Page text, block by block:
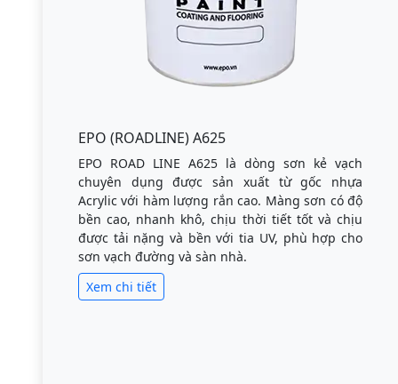
EPO (ROADLINE) A625
EPO ROAD LINE A625 là dòng sơn kẻ vạch
chuyên dụng được sản xuất từ gốc nhựa
Acrylic với hàm lượng rắn cao. Màng sơn có độ
bền cao, nhanh khô, chịu thời tiết tốt và chịu
được tải nặng và bền với tia UV, phù hợp cho
sơn vạch đường và sàn nhà.
Xem chi tiết